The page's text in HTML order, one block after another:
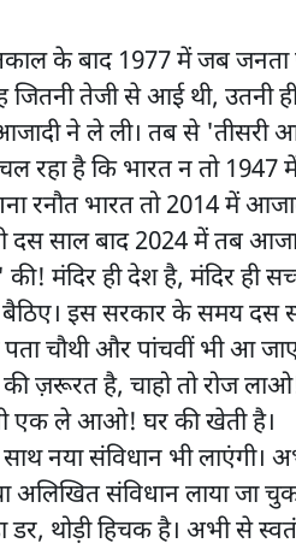
के बाद 1977 में जब जनता
जितनी तेजी से आई थी, उतनी
ने ले ली। तब से 'तीसरी
रहा है कि भारत न तो
रनौत भारत तो 2014 में
दस साल बाद 2024 में तब
की! मंदिर ही देश है, मंदिर
बैठिए। इस सरकार के समय
चौथी और पांचवीं भी आ
ज़रूरत है, चाहो तो रोज
एक ले आओ! घर की खेती है।
नया संविधान भी लाएंगी।
संविधान लाया जा
थोड़ी हिचक है। अभी से